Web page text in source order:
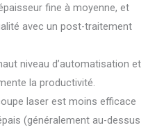
fine à moyenne, et
avec un post-traitement
niveau d’automatisation et
la productivité.
laser est moins efficace
(généralement au-dessus